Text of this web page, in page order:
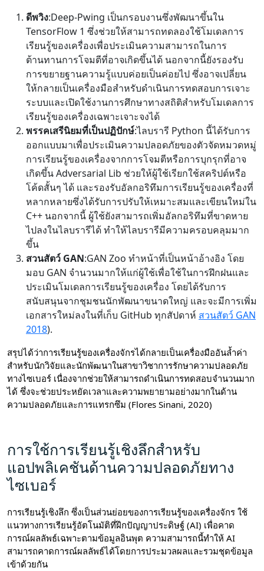
ดีพวิง:Deep-Pwing เป็นกรอบงานซึ่งพัฒนาขึ้นใน
TensorFlow 1 ซึ่งช่วยให้สามารถทดลองใช้โมเดลการ
เรียนรู้ของเครื่องเพื่อประเมินความสามารถในการ
ต้านทานการโจมตีที่อาจเกิดขึ้นได้ นอกจากนี้ยังรองรับ
การขยายฐานความรู้แบบค่อยเป็นค่อยไป ซึ่งอาจเปลี่ยน
ให้กลายเป็นเครื่องมือสำหรับดำเนินการทดสอบการเจาะ
ระบบและเปิดใช้งานการศึกษาทางสถิติสำหรับโมเดลการ
เรียนรู้ของเครื่องเฉพาะเจาะจงได้
พรรคเสรีนิยมที่เป็นปฏิปักษ์:ไลบรารี Python นี้ได้รับการ
ออกแบบมาเพื่อประเมินความปลอดภัยของตัวจัดหมวดหมู่
การเรียนรู้ของเครื่องจากการโจมตีหรือการบุกรุกที่อาจ
เกิดขึ้น Adversarial Lib ช่วยให้ผู้ใช้เรียกใช้สคริปต์หรือ
โค้ดสั้นๆ ได้ และรองรับอัลกอริทึมการเรียนรู้ของเครื่องที่
หลากหลายซึ่งได้รับการปรับให้เหมาะสมและเขียนใหม่ใน
C++ นอกจากนี้ ผู้ใช้ยังสามารถเพิ่มอัลกอริทึมที่ขาดหาย
ไปลงในไลบรารีได้ ทำให้ไลบรารีมีความครอบคลุมมาก
ขึ้น
สวนสัตว์ GAN:GAN Zoo ทำหน้าที่เป็นหน้าอ้างอิง โดย
มอบ GAN จำนวนมากให้แก่ผู้ใช้เพื่อใช้ในการฝึกฝนและ
ประเมินโมเดลการเรียนรู้ของเครื่อง โดยได้รับการ
สนับสนุนจากชุมชนนักพัฒนาขนาดใหญ่ และจะมีการเพิ่ม
เอกสารใหม่ลงในที่เก็บ GitHub ทุกสัปดาห์ สวนสัตว์ GAN
2018).
สรุปได้ว่าการเรียนรู้ของเครื่องจักรได้กลายเป็นเครื่องมืออันล้ำค่า
สำหรับนักวิจัยและนักพัฒนาในสาขาวิชาการรักษาความปลอดภัย
ทางไซเบอร์ เนื่องจากช่วยให้สามารถดำเนินการทดสอบจำนวนมาก
ได้ ซึ่งจะช่วยประหยัดเวลาและความพยายามอย่างมากในด้าน
ความปลอดภัยและการแทรกซึม (Flores Sinani, 2020)
การใช้การเรียนรู้เชิงลึกสำหรับ
แอปพลิเคชันด้านความปลอดภัยทาง
ไซเบอร์
การเรียนรู้เชิงลึก ซึ่งเป็นส่วนย่อยของการเรียนรู้ของเครื่องจักร ใช้
แนวทางการเรียนรู้อัตโนมัติที่ฝึกปัญญาประดิษฐ์ (AI) เพื่อคาด
การณ์ผลลัพธ์เฉพาะตามข้อมูลอินพุต ความสามารถนี้ทำให้ AI
สามารถคาดการณ์ผลลัพธ์ได้โดยการประมวลผลและรวมชุดข้อมูล
เข้าด้วยกัน